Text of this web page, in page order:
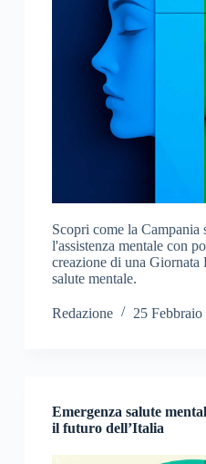
Scopri come la Campania
l'assistenza mentale con
creazione di una Giornata
salute mentale.
Redazione 25 Febbraio
Emergenza salute
il futuro dell’Italia